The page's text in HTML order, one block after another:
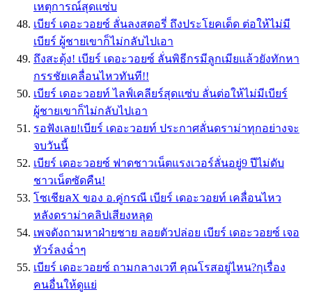
เหตุการณ์สุดเเซ่บ
เบียร์ เดอะวอยซ์ ลั่นลงสตอรี่ ถึงประโยคเด็ด ต่อให้ไม่มี
เบียร์ ผู้ชายเขาก็ไม่กลับไปเอา
ถึงสะดุ้ง! เบียร์ เดอะวอยซ์ ลั่นพิธีกรมีลูกเมียแล้วยังทักหา
กรรชัยเคลื่อนไหวทันที!!
เบียร์ เดอะวอยท์ ไลฟ์เคลียร์สุดแซ่บ ลั่นต่อให้ไม่มีเบียร์
ผู้ชายเขาก็ไม่กลับไปเอา
รอฟังเลย!เบียร์ เดอะวอยท์ ประกาศลั่นดราม่าทุกอย่างจะ
จบวันนี้
เบียร์ เดอะวอยซ์ ฟาดชาวเน็ตแรงเวอร์ลั่นอยู่9 ปีไม่ดับ
ชาวเน็ตซัดคืน!
โซเชียลX ของ อ.คู่กรณี เบียร์ เดอะวอยท์ เคลื่อนไหว
หลังดราม่าคลิปเสียงหลุด
เพจดังถามหาฝ่ายชาย ลอยตัวปล่อย เบียร์ เดอะวอยซ์ เจอ
ทัวร์ลงฉ่ำๆ
เบียร์ เดอะวอยซ์ ถามกลางเวที คุณโรสอยู่ไหน?กุเรื่อง
คนอื่นให้ดูแย่